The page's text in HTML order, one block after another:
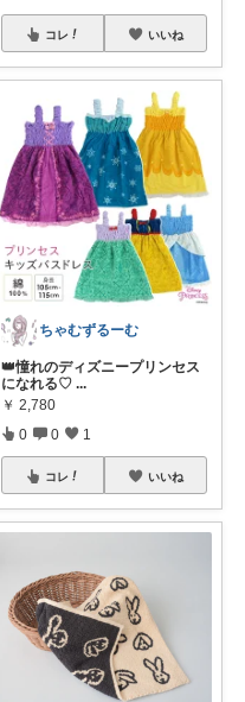
コレ いいね
ちゃむずるーむ
👑憧れのディズニープリンセス
になれる♡ ...
￥ 2,780
0 0 1
コレ いいね